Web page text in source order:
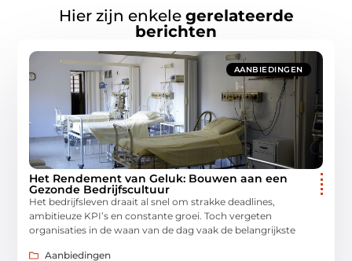
Hier zijn enkele gerelateerde
berichten
AANBIEDINGEN
Het Rendement van Geluk: Bouwen aan een
Gezonde Bedrijfscultuur
Het bedrijfsleven draait al snel om strakke deadlines,
ambitieuze KPI’s en constante groei. Toch vergeten
organisaties in de waan van de dag vaak de belangrijkste
Aanbiedingen